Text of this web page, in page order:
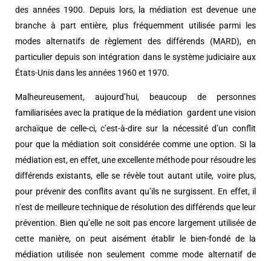
des années 1900. Depuis lors, la médiation est devenue une
branche à part entière, plus fréquemment utilisée parmi les
modes alternatifs de règlement des différends (MARD), en
particulier depuis son intégration dans le système judiciaire aux
États-Unis dans les années 1960 et 1970.
Malheureusement, aujourd’hui, beaucoup de personnes
familiarisées avec la pratique de la médiation gardent une vision
archaïque de celle-ci, c’est-à-dire sur la nécessité d’un conflit
pour que la médiation soit considérée comme une option. Si la
médiation est, en effet, une excellente méthode pour résoudre les
différends existants, elle se révèle tout autant utile, voire plus,
pour prévenir des conflits avant qu’ils ne surgissent. En effet, il
n’est de meilleure technique de résolution des différends que leur
prévention. Bien qu’elle ne soit pas encore largement utilisée de
cette manière, on peut aisément établir le bien-fondé de la
médiation utilisée non seulement comme mode alternatif de